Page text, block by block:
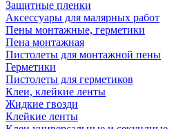
Защитные пленки
Аксессуары для малярных работ
Пены монтажные, герметики
Пена монтажная
Пистолеты для монтажной пены
Герметики
Пистолеты для герметиков
Клеи, клейкие ленты
Жидкие гвозди
Клейкие ленты